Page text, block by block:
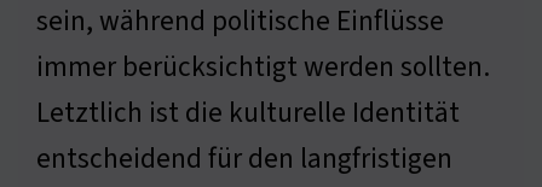
sein, während politische Einflüsse
immer berücksichtigt werden sollten.
Letztlich ist die kulturelle Identität
entscheidend für den langfristigen